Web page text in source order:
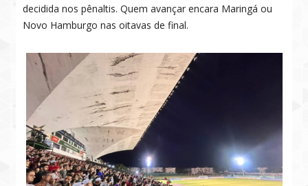
decidida nos pênaltis. Quem avançar encara Maringá ou
Novo Hamburgo nas oitavas de final.